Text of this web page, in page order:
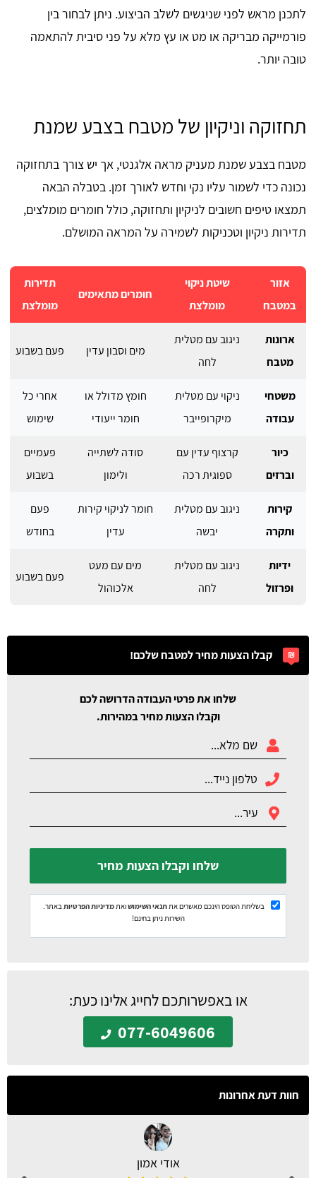
לתכנן מראש לפני שניגשים לשלב הביצוע. ניתן לבחור בין
פורמייקה מבריקה או מט או עץ מלא על פני סיבית להתאמה
טובה יותר.
תחזוקה וניקיון של מטבח בצבע שמנת
מטבח בצבע שמנת מעניק מראה אלגנטי, אך יש צורך בתחזוקה
נכונה כדי לשמור עליו נקי וחדש לאורך זמן. בטבלה הבאה
תמצאו טיפים חשובים לניקיון ותחזוקה, כולל חומרים מומלצים,
תדירות ניקיון וטכניקות לשמירה על המראה המושלם.
אזור
במטבח
שיטת ניקוי
מומלצת
חומרים מתאימים
תדירות
מומלצת
ארונות
מטבח
ניגוב עם מטלית
לחה
מים וסבון עדין פעם בשבוע
משטחי
עבודה
ניקוי עם מטלית
מיקרופייבר
חומץ מדולל או
חומר ייעודי
אחרי כל
שימוש
כיור
וברזים
קרצוף עדין עם
ספוגית רכה
סודה לשתייה
ולימון
פעמיים
בשבוע
קירות
ותקרה
ניגוב עם מטלית
יבשה
חומר לניקוי קירות
עדין
פעם
בחודש
ידיות
ופרזול
ניגוב עם מטלית
לחה
מים עם מעט
אלכוהול
פעם בשבוע
קבלו הצעות מחיר למטבח שלכם!
שלחו את פרטי העבודה הדרושה לכם
וקבלו הצעות מחיר במהירות.
שלחו וקבלו הצעות מחיר
בשליחת הטופס הינכם מאשרים אתתנאי השימושואתמדיניות הפרטיות באתר.
השירות ניתן בחינם!
או באפשרותכם לחייג אלינו כעת:
077-6049606
חוות דעת אחרונות
אודי אמון